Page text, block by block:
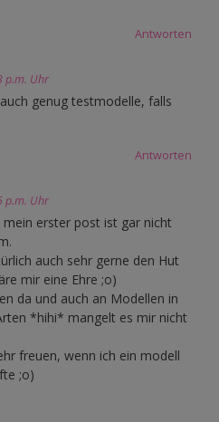
Antworten
p.m. Uhr
genug testmodelle, falls
Antworten
p.m. Uhr
mein erster post ist gar nicht
auch sehr gerne den Hut
mir eine Ehre ;o)
da und auch an Modellen in
*hihi* mangelt es mir nicht
freuen, wenn ich ein modell
;o)